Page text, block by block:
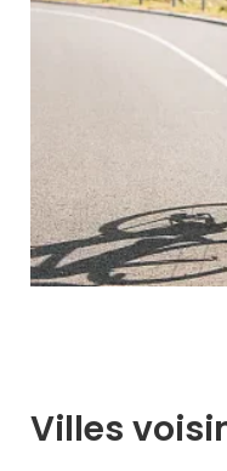
Villes